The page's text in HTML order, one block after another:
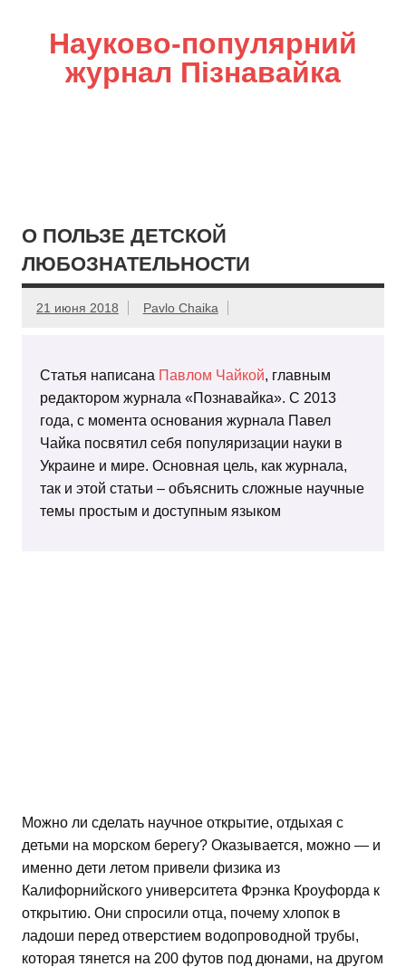
Науково-популярний
журнал Пізнавайка
О ПОЛЬЗЕ ДЕТСКОЙ
ЛЮБОЗНАТЕЛЬНОСТИ
21 июня 2018 Pavlo Chaika
Статья написана Павлом Чайкой, главным
редактором журнала «Познавайка». С 2013
года, с момента основания журнала Павел
Чайка посвятил себя популяризации науки в
Украине и мире. Основная цель, как журнала,
так и этой статьи – объяснить сложные научные
темы простым и доступным языком
Можно ли сделать научное открытие, отдыхая с
детьми на морском берегу? Оказывается, можно — и
именно дети летом привели физика из
Калифорнийского университета Фрэнка Кроуфорда к
открытию. Они спросили отца, почему хлопок в
ладоши перед отверстием водопроводной трубы,
которая тянется на 200 футов под дюнами, на другом